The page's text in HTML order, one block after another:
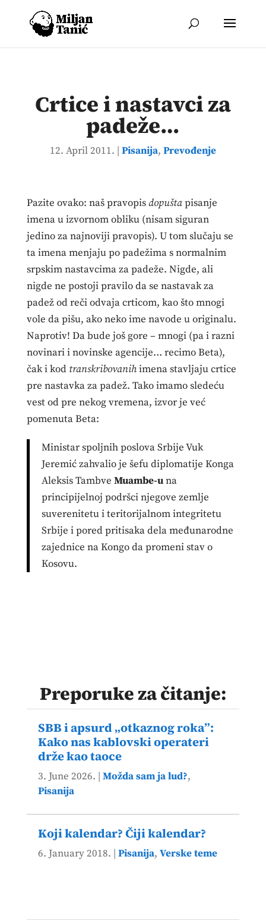
Crtice i nastavci za
padeže…
12. April 2011. | Pisanija, Prevođenje
Pazite ovako: naš pravopisdopuštapisanje
imena u izvornom obliku (nisam siguran
jedino za najnoviji pravopis). U tom slučaju se
ta imena menjaju po padežima s normalnim
srpskim nastavcima za padeže. Nigde, ali
nigde ne postoji pravilo da se nastavak za
padež od reči odvaja crticom, kao što mnogi
vole da pišu, ako neko ime navode u originalu.
Naprotiv! Da bude još gore – mnogi (pa i razni
novinari i novinske agencije… recimo Beta),
čak i kod transkribovanihimena stavljaju crtice
pre nastavka za padež. Tako imamo sledeću
vest od pre nekog vremena, izvor je već
pomenuta Beta:
Ministar spoljnih poslova Srbije Vuk
Jeremić zahvalio je šefu diplomatije Konga
Aleksis Tambve Muambe-una
principijelnoj podršci njegove zemlje
suverenitetu i teritorijalnom integritetu
Srbije i pored pritisaka dela međunarodne
zajednice na Kongo da promeni stav o
Kosovu.
Preporuke za čitanje:
SBB i apsurd „otkaznog roka”:
Kako nas kablovski operateri
drže kao taoce
3. June 2026. | Možda sam ja lud?,
Pisanija
Koji kalendar? Čiji kalendar?
6. January 2018. | Pisanija, Verske teme